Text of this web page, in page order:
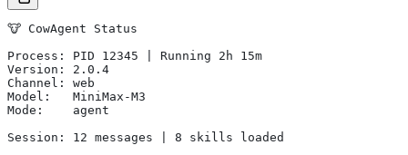
🐮 CowAgent Status
Process: PID 12345 | Running 2h 15m
Version: 2.0.4
Channel: web
Model:   MiniMax-M3
Mode:    agent
Session: 12 messages | 8 skills loaded